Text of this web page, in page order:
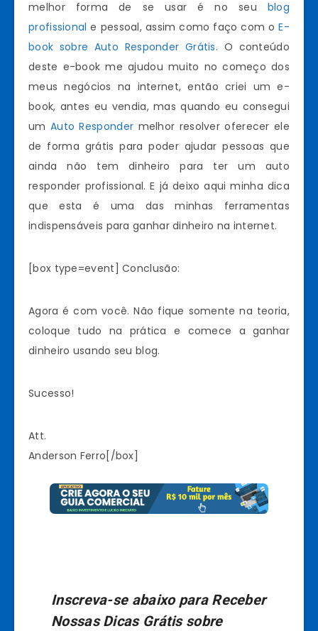
melhor forma de se usar é no seu blog
profissional e pessoal, assim como faço com oE-
book sobre Auto Responder Grátis. O conteúdo
deste e-book me ajudou muito no começo dos
meus negócios na internet, então criei um e-
book, antes eu vendia, mas quando eu consegui
um Auto Responder melhor resolver oferecer ele
de forma grátis para poder ajudar pessoas que
ainda não tem dinheiro para ter um auto
responder profissional. E já deixo aqui minha dica
que esta é uma das minhas ferramentas
indispensáveis para ganhar dinheiro na internet.
[box type=event] Conclusão:
Agora é com você. Não fique somente na teoria,
coloque tudo na prática e comece a ganhar
dinheiro usando seu blog.
Sucesso!
Att.
Anderson Ferro[/box]
Inscreva-se abaixo para Receber
Nossas Dicas Grátis sobre